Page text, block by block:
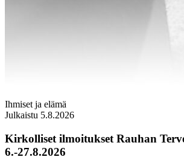
Ihmiset ja elämä
Julkaistu 5.8.2026
Kirkolliset ilmoitukset Rauhan
6.-27.8.2026